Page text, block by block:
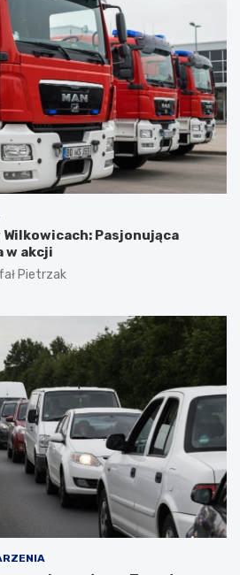
Pasjonująca
w akcji
Pietrzak